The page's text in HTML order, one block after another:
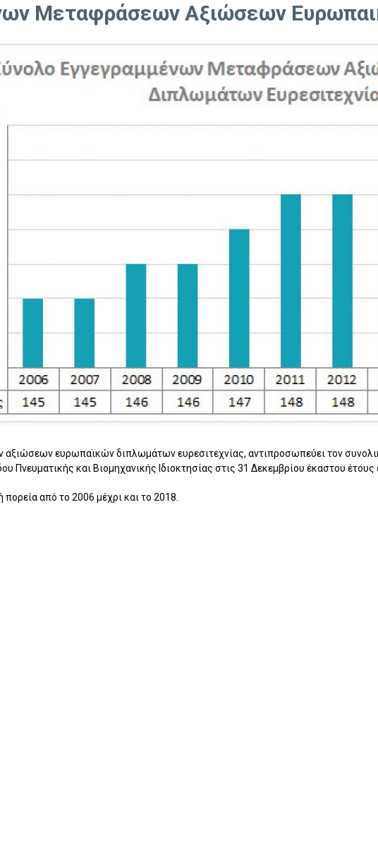
Μεταφράσεων Αξιώσεων
ευρωπαϊκών διπλωμάτων ευρεσιτεχνίας, αντιπροσωπεύει τον
Πνευματικής και Βιομηχανικής Ιδιοκτησίας στις 31 Δεκεμβρίου έκαστου έτους
από το 2006 μέχρι και το 2018.